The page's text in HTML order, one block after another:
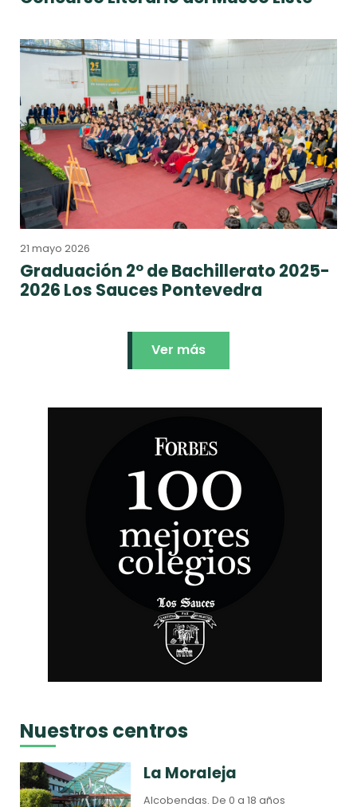
21 mayo 2026
Graduación 2º de Bachillerato 2025-
2026 Los Sauces Pontevedra
Ver más
Nuestros centros
La Moraleja
Alcobendas.De 0 a 18 años